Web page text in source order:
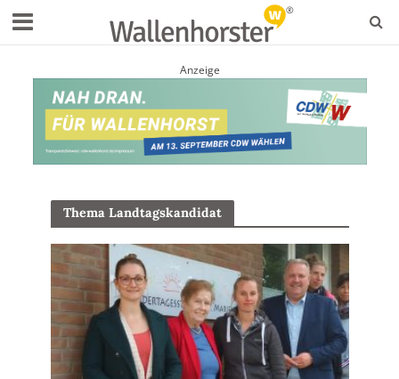
Anzeige
Thema Landtagskandidat